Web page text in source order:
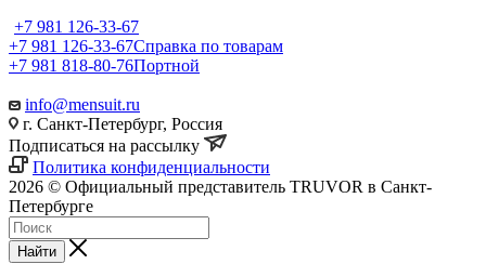
+7 981 126-33-67
+7 981 126-33-67Справка по товарам
+7 981 818-80-76Портной
info@mensuit.ru
г. Санкт-Петербург, Россия
Подписаться на рассылку
Политика конфиденциальности
2026 © Официальный представитель TRUVOR в Санкт-
Петербурге
Найти